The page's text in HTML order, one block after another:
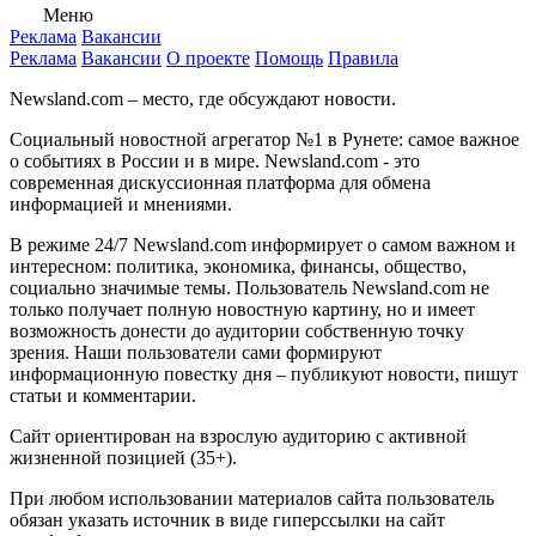
Меню
Реклама Вакансии
Реклама Вакансии О проекте Помощь Правила
Newsland.com – место, где обсуждают новости.
Социальный новостной агрегатор №1 в Рунете: самое важное
о событиях в России и в мире. Newsland.com - это
современная дискуссионная платформа для обмена
информацией и мнениями.
В режиме 24/7 Newsland.com информирует о самом важном и
интересном: политика, экономика, финансы, общество,
социально значимые темы. Пользователь Newsland.com не
только получает полную новостную картину, но и имеет
возможность донести до аудитории собственную точку
зрения. Наши пользователи сами формируют
информационную повестку дня – публикуют новости, пишут
статьи и комментарии.
Сайт ориентирован на взрослую аудиторию с активной
жизненной позицией (35+).
При любом использовании материалов сайта пользователь
обязан указать источник в виде гиперссылки на сайт